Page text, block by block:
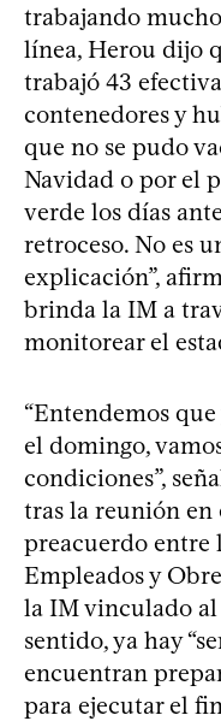
trabajando
línea, Herou dijo
trabajó 43
contenedores y
que no se pudo
Navidad o por el
verde los días
retroceso. No es
explicación”,
brinda la IM a
monitorear el
“Entendemos
el domingo,
condiciones”,
tras la reunión en
preacuerdo entre
Empleados y
la IM vinculado al
sentido, ya hay
encuentran
para ejecutar el